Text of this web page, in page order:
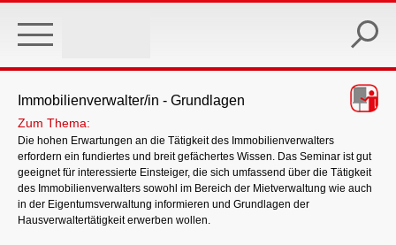
main
Immobilienverwalter/in - Grundlagen
Zum Thema:
Die hohen Erwartungen an die Tätigkeit des Immobilienverwalters
erfordern ein fundiertes und breit gefächertes Wissen. Das Seminar ist gut
geeignet für interessierte Einsteiger, die sich umfassend über die Tätigkeit
des Immobilienverwalters sowohl im Bereich der Mietverwaltung wie auch
in der Eigentumsverwaltung informieren und Grundlagen der
Hausverwaltertätigkeit erwerben wollen.